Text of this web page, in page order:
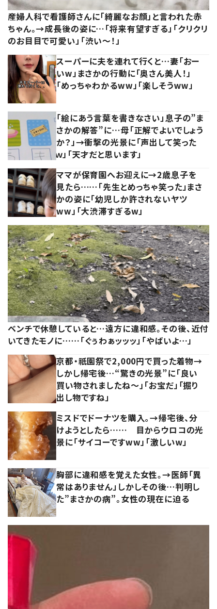
産婦人科で看護師さんに「綺麗なお顔」と言われた赤
ちゃん。→成長後の姿に…「将来有望すぎる」「クリクリ
のお目目で可愛い」「渋い～！」
スーパーに夫を連れて行くと…妻「おー
いw」まさかの行動に「奥さん美人！」
「めっちゃわかるww」「楽しそうww」
「絵にあう言葉を書きなさい」息子の”ま
さかの解答”に…母「正解でよいでしょう
か？」→衝撃の光景に「声出して笑った
ｗ」「天才だと思います」
ママが保育園へお迎えに→2歳息子を
見たら……「先生とめっちゃ笑った」まさ
かの姿に「幼児しか許されないヤツ
ww」「大渋滞すぎるw」
ベンチで休憩していると…遠方に違和感。その後、近付
いてきたモノに……「ぐぅわぁッッッ」「やばいよ…」
京都・祇園祭で2,000円で買った着物→
しかし帰宅後…“驚きの光景”に「良い
買い物されましたね～」「お宝だ」「掘り
出し物ですね」
ミスドでドーナツを購入。→帰宅後、分
けようとしたら…… 目からウロコの光
景に「サイコーですww」「激しいw」
胸部に違和感を覚えた女性。→医師「異
常はありません」しかしその後…判明し
た”まさかの病”。女性の現在に迫る